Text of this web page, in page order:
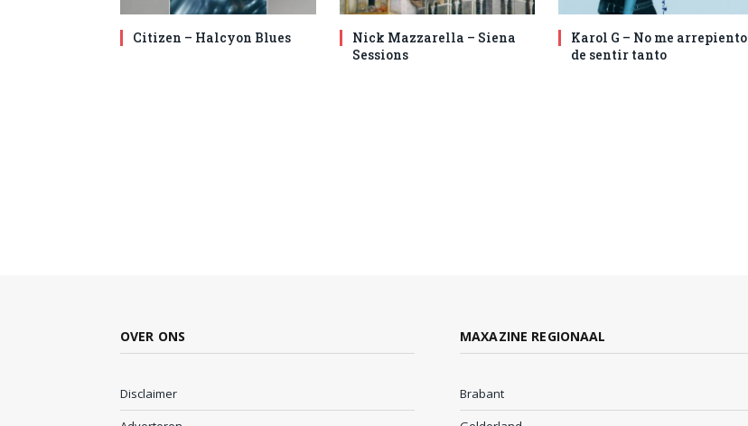
Citizen – Halcyon Blues
Nick Mazzarella – Siena
Sessions
Karol G – No me arrepiento
de sentir tanto
OVER ONS
Disclaimer
MAXAZINE REGIONAAL
Brabant